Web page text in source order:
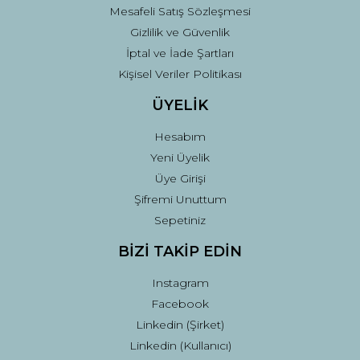
Mesafeli Satış Sözleşmesi
Gizlilik ve Güvenlik
İptal ve İade Şartları
Kişisel Veriler Politikası
ÜYELİK
Hesabım
Yeni Üyelik
Üye Girişi
Şifremi Unuttum
Sepetiniz
BİZİ TAKİP EDİN
Instagram
Facebook
Linkedin (Şirket)
Linkedin (Kullanıcı)